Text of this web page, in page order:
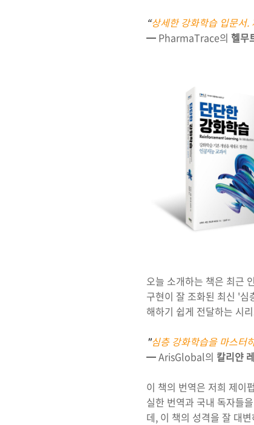
“상세한 강화학습 입문서.
━ PharmaTrace의 헬무
오늘 소개하는 책은 최근
구현이 잘 조화된 최신 '
해하기 쉽게 전달하는 시
"심층 강화학습을 마스터
━ ArisGlobal의 칼리얀
이 책의 번역은 저희 제이
실한 번역과 국내 독자들
데, 이 책의 성격을 잘 대